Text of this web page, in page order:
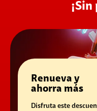
Renueva y
ahorra más
Disfruta este